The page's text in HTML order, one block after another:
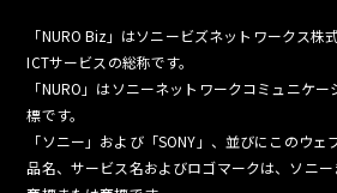
「NURO Biz」はソニービズネットワークス株
ICTサービスの総称です。
「NURO」はソニーネットワークコミュニケ
標です。
「ソニー」および「SONY」、並びにこのウ
品名、サービス名およびロゴマークは、ソニ